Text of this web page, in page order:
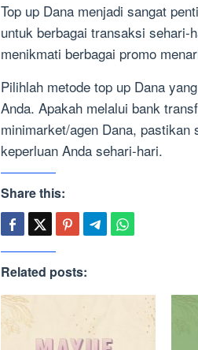
Top up Dana menjadi sangat
untuk berbagai transaksi sehari-
menikmati berbagai promo
Pilihlah metode top up Dana
Anda. Apakah melalui bank
minimarket/agen Dana, pastikan
keperluan Anda sehari-hari.
Share this:
Related posts: